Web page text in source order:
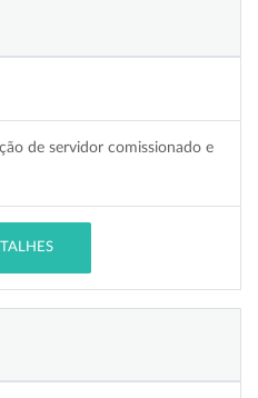
de servidor comissionado e